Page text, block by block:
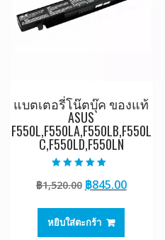
แบตเตอรี่โน๊ตบุ๊ค ของแท้
ASUS
F550L,F550LA,F550LB,F550L
C,F550LD,F550LN
5.00
ตั้งแต่ 1-5
฿1,520.00 Original
was:
฿1,520.00.
฿845.00Current
หยิบใส่ตะกร้า